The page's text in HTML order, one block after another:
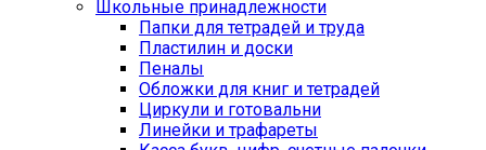
Школьные принадлежности
Папки для тетрадей и труда
Пластилин и доски
Пеналы
Обложки для книг и тетрадей
Циркули и готовальни
Линейки и трафареты